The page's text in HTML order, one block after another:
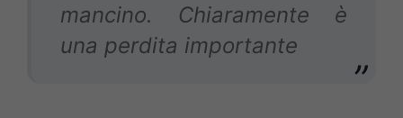
mancino. Chiaramente è
una perdita importante